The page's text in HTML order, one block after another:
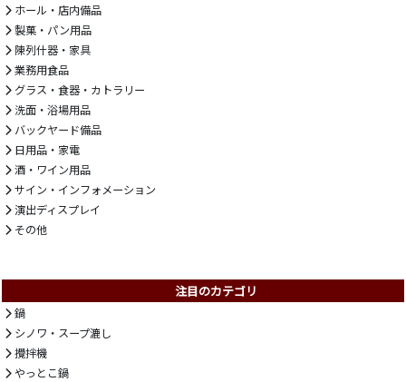
ホール・店内備品
製菓・パン用品
陳列什器・家具
業務用食品
グラス・食器・カトラリー
洗面・浴場用品
バックヤード備品
日用品・家電
酒・ワイン用品
サイン・インフォメーション
演出ディスプレイ
その他
注目のカテゴリ
鍋
シノワ・スープ漉し
攪拌機
やっとこ鍋